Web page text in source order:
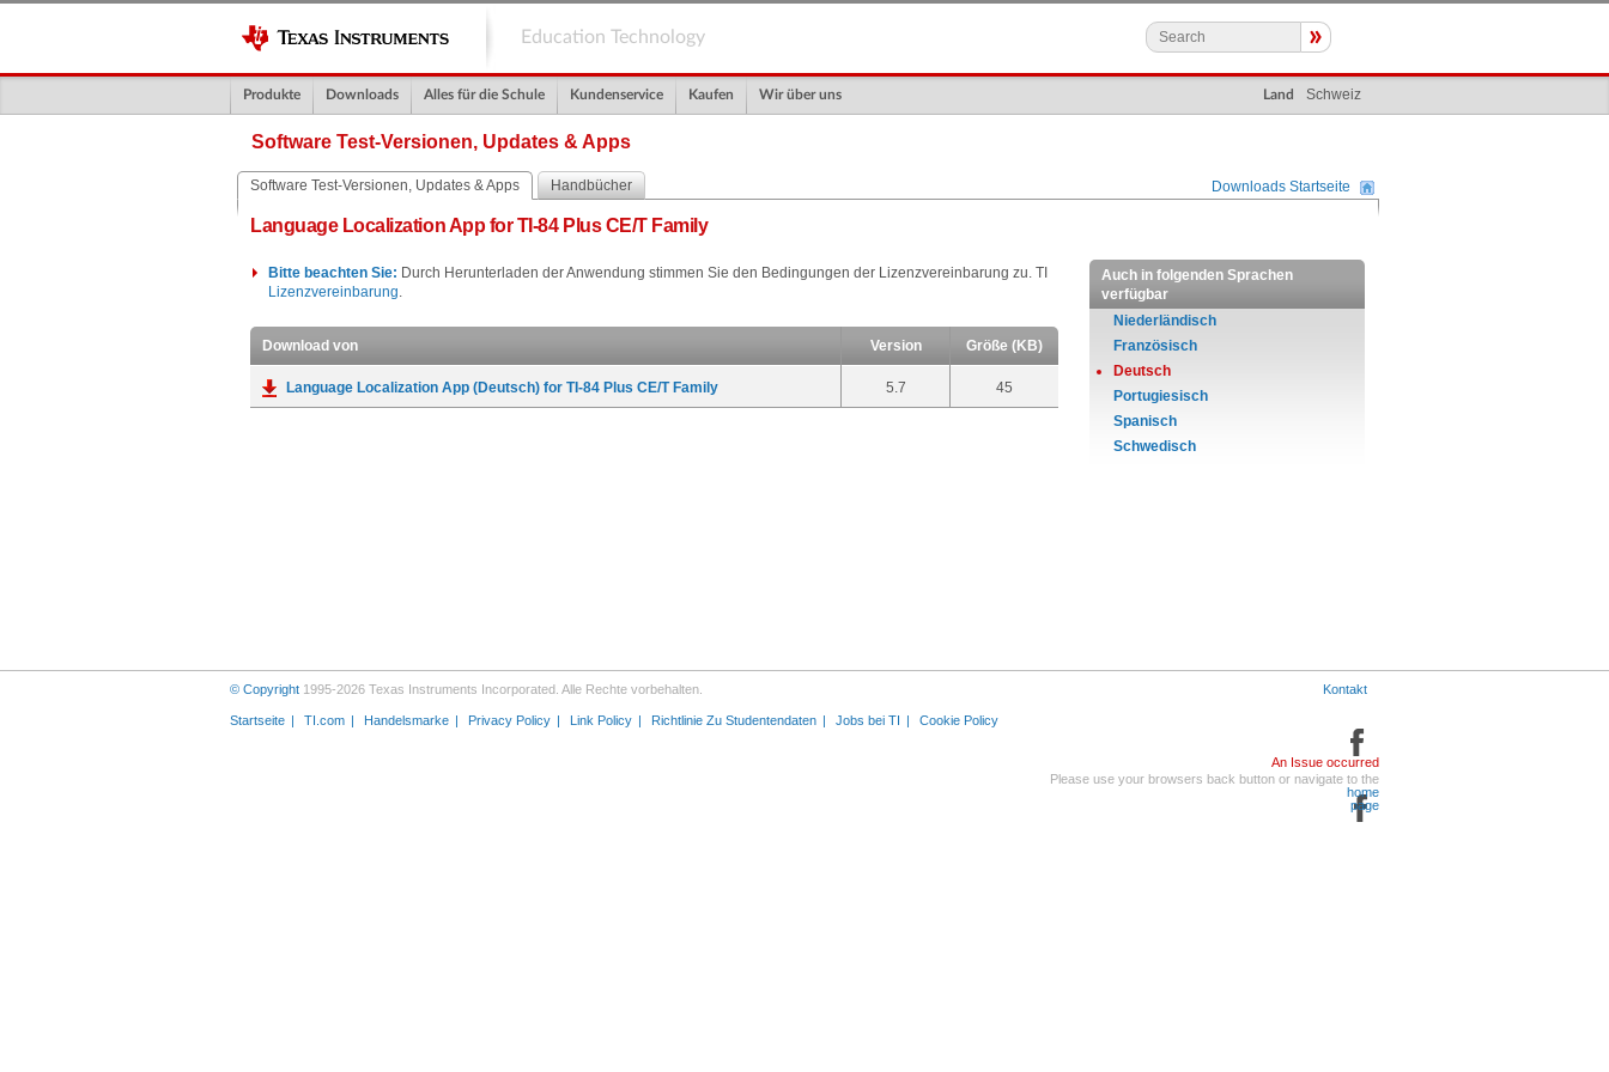
Education Technology »
Produkte Downloads Alles für die Schule Kundenservice Kaufen Wir über uns Land Schweiz
Software Test-Versionen, Updates & Apps
Software Test-Versionen, Updates & Apps Handbücher Downloads Startseite
Language Localization App for TI-84 Plus CE/T Family
Bitte beachten Sie: Durch Herunterladen der Anwendung stimmen Sie den Bedingungen der Lizenzvereinbarung zu. TI
Lizenzvereinbarung.
Download von Version Größe (KB)
Language Localization App (Deutsch) for TI-84 Plus CE/T Family 5.7 45
Auch in folgenden Sprachen
verfügbar
Niederländisch
Französisch
Deutsch
Portugiesisch
Spanisch
Schwedisch
© Copyright 1995-2026 Texas Instruments Incorporated. Alle Rechte vorbehalten.
Startseite TI.com Handelsmarke Privacy Policy Link Policy Richtlinie Zu Studentendaten Jobs bei TI Cookie Policy
Kontakt
An Issue occurred
Please use your browsers back button or navigate to the
home
page